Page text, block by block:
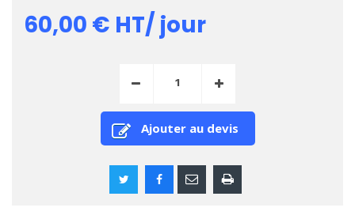
60,00 € HT/ jour
Ajouter au devis